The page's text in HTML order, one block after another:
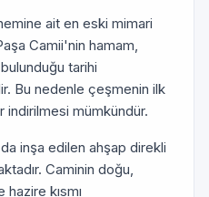
ait en eski mimari
Camii'nin hamam,
tarihi
Bu nedenle çeşmenin ilk
indirilmesi mümkündür.
inşa edilen ahşap direkli
Caminin doğu,
kısmı